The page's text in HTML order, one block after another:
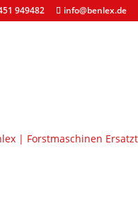
949482 info@benlex.de